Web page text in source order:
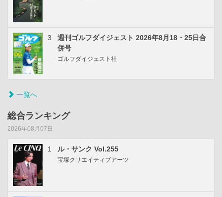
3
週刊ゴルフダイジェスト 2026年8月18・25日合
併号
ゴルフダイジェスト社
一覧へ
総合ランキング
2026年08月07日
1 ル・サンク Vol.255
宝塚クリエイティブアーツ